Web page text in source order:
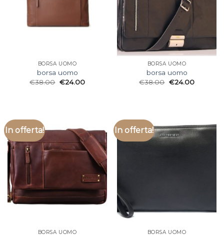
BORSA UOMO
borsa uomo
€38.00 €24.00
BORSA UOMO
borsa uomo
€38.00 €24.00
In offerta!
BORSA UOMO
In offerta!
BORSA UOMO